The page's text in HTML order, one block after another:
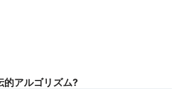
的アルゴリズム?